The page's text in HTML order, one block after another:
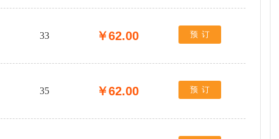
33 ￥62.00 预订
35 ￥62.00 预订